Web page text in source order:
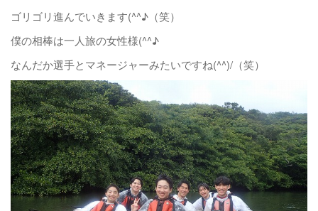
ゴリゴリ進んでいきます(^^♪（笑）
僕の相棒は一人旅の女性様(^^♪
なんだか選手とマネージャーみたいですね(^^)/（笑）